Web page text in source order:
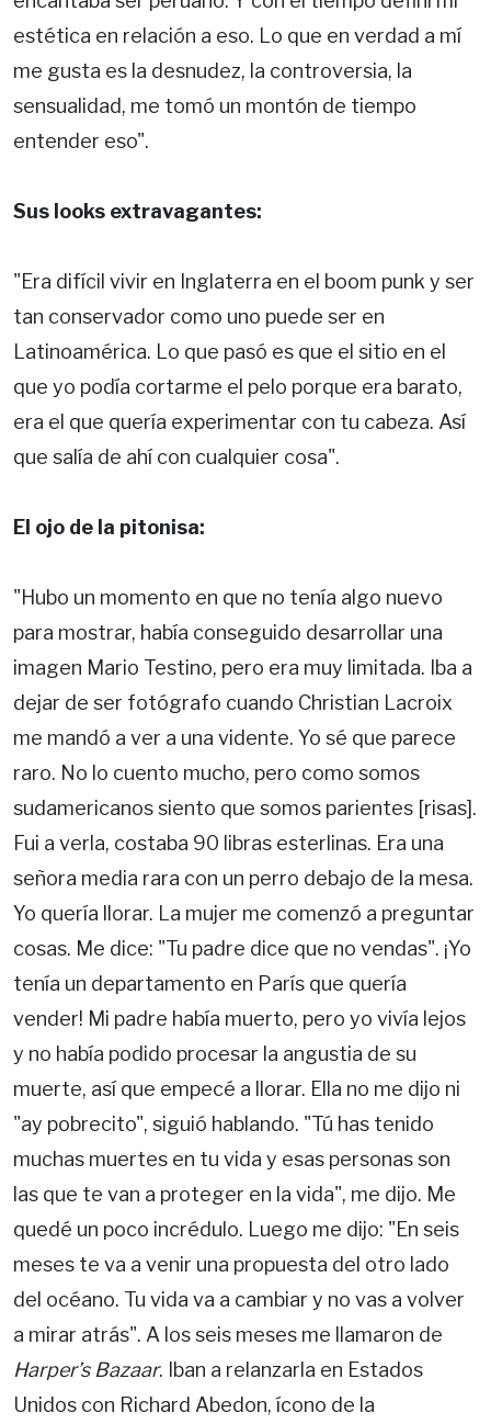
estética en relación a eso. Lo que en verdad a mí
me gusta es la desnudez, la controversia, la
sensualidad, me tomó un montón de tiempo
entender eso".
Sus looks extravagantes:
"Era difícil vivir en Inglaterra en el boom punk y ser
tan conservador como uno puede ser en
Latinoamérica. Lo que pasó es que el sitio en el
que yo podía cortarme el pelo porque era barato,
era el que quería experimentar con tu cabeza. Así
que salía de ahí con cualquier cosa".
El ojo de la pitonisa:
"Hubo un momento en que no tenía algo nuevo
para mostrar, había conseguido desarrollar una
imagen Mario Testino, pero era muy limitada. Iba a
dejar de ser fotógrafo cuando Christian Lacroix
me mandó a ver a una vidente. Yo sé que parece
raro. No lo cuento mucho, pero como somos
sudamericanos siento que somos parientes [risas].
Fui a verla, costaba 90 libras esterlinas. Era una
señora media rara con un perro debajo de la mesa.
Yo quería llorar. La mujer me comenzó a preguntar
cosas. Me dice: "Tu padre dice que no vendas". ¡Yo
tenía un departamento en París que quería
vender! Mi padre había muerto, pero yo vivía lejos
y no había podido procesar la angustia de su
muerte, así que empecé a llorar. Ella no me dijo ni
"ay pobrecito", siguió hablando. "Tú has tenido
muchas muertes en tu vida y esas personas son
las que te van a proteger en la vida", me dijo. Me
quedé un poco incrédulo. Luego me dijo: "En seis
meses te va a venir una propuesta del otro lado
del océano. Tu vida va a cambiar y no vas a volver
a mirar atrás". A los seis meses me llamaron de
Harper’s Bazaar. Iban a relanzarla en Estados
Unidos con Richard Abedon, ícono de la